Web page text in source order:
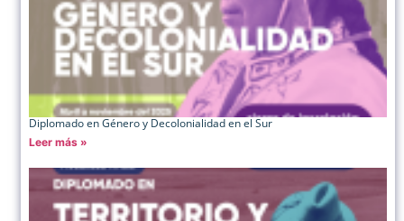
Diplomado en Género y Decolonialidad en el Sur
Leer más »